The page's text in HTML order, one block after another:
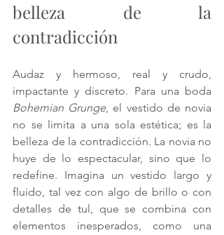
belleza de la
contradicción
Audaz y hermoso, real y crudo,
Bohemian Grunge, el vestido de novia
no se limita a una sola estética; es la
belleza de la contradicción. La novia no
huye de lo espectacular, sino que lo
redefine. Imagina un vestido largo y
fluido, tal vez con algo de brillo o con
detalles de tul, que se combina con
elementos inesperados, como una